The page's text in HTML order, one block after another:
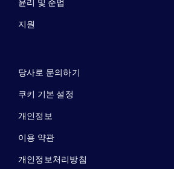
윤리 및 준법
지원
당사로 문의하기
쿠키 기본 설정
개인정보
이용 약관
개인정보처리방침